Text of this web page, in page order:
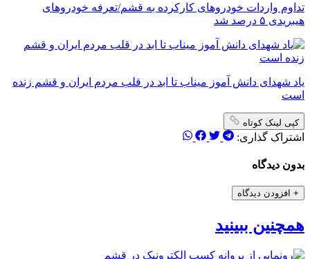
تداوم واردات خودروهای کارکرده به قشم/تعرفه خودروهای
هیبریدی ۵ درصد شد
یاد شهدای دانش آموز میناب تا ابد در قلب مردم ایران و قشم زنده
است
کپی لینک کوتاه
اشتراک گذاری:
بدون دیدگاه
+ افزودن دیدگاه
همچنین ببینید